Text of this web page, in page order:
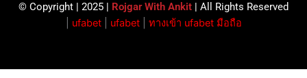
© Copyright | 2025 | Rojgar With Ankit | All Rights Reserved​
ufabet| ufabet| ทางเข้า ufabet มือถือ